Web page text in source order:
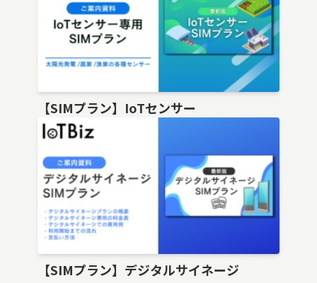
【SIMプラン】IoTセンサー
【SIMプラン】デジタルサイネージ